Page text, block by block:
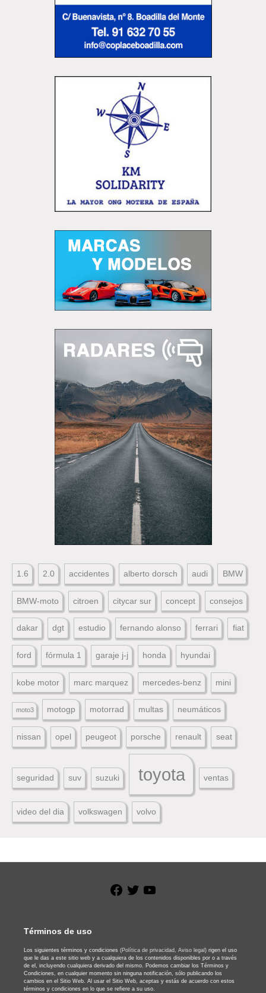
1.6 2.0 accidentes alberto dorsch audi BMW
BMW-moto citroen citycar sur concept consejos
dakar dgt estudio fernando alonso ferrari fiat
ford fórmula 1 garaje j-j honda hyundai
kobe motor marc marquez mercedes-benz mini
moto3 motogp motorrad multas neumáticos
nissan opel peugeot porsche renault seat
seguridad suv suzuki toyota ventas
video del dia volkswagen volvo
Facebook
Twitter
Términos de uso
Los siguientes términos y condiciones (Política de privacidad, Aviso legal) rigen el uso
que le das a este sitio web y a cualquiera de los contenidos disponibles por o a través
de el, incluyendo cualquiera derivado del mismo. Podemos cambiar los Términos y
Condiciones, en cualquier momento sin ninguna notificación, sólo publicando los
cambios en el Sitio Web. Al usar el Sitio Web, aceptas y estás de acuerdo con estos
términos y condiciones en lo que se refiere a su uso.